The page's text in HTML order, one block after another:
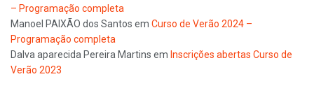
– Programação completa
Manoel PAIXÃO dos Santos em Curso de Verão 2024 –
Programação completa
Dalva aparecida Pereira Martins em Inscrições abertas Curso de
Verão 2023